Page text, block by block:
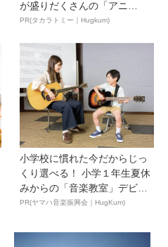
が盛りだくさんの「アニ
ア ...
PR(タカラトミー｜Hugkum)
小学校に慣れた今だからじっ
くり選べる！ 小学１年生夏休
みからの「音楽教室」デビ
ュ...
PR(ヤマハ音楽振興会｜HugKum)